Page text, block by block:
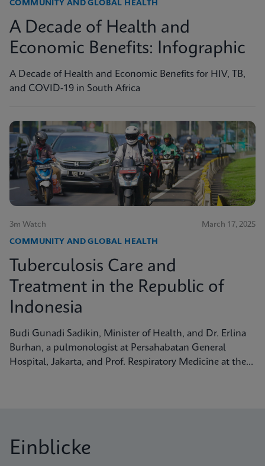
COMMUNITY AND GLOBAL HEALTH
A Decade of Health and
Economic Benefits: Infographic
A Decade of Health and Economic Benefits for HIV, TB,
and COVID-19 in South Africa
3m Watch March 17, 2025
COMMUNITY AND GLOBAL HEALTH
Tuberculosis Care and
Treatment in the Republic of
Indonesia
Budi Gunadi Sadikin, Minister of Health, and Dr. Erlina
Burhan, a pulmonologist at Persahabatan General
Hospital, Jakarta, and Prof. Respiratory Medicine at the
Einblicke